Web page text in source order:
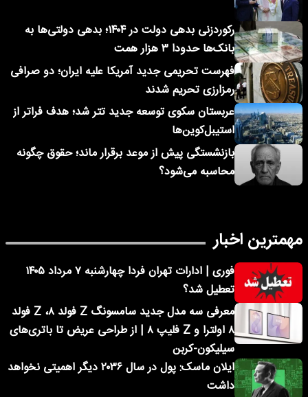
رکوردزنی بدهی دولت در ۱۴۰۴؛ بدهی دولتی‌ها به
بانک‌ها حدودا ۳ هزار همت
فهرست تحریمی جدید آمریکا علیه ایران؛ دو صرافی
رمزارزی تحریم شدند
عربستان سکوی توسعه جدید تتر شد؛ هدف فراتر از
استیبل‌کوین‌ها
بازنشستگی پیش از موعد برقرار ماند؛ حقوق چگونه
محاسبه می‌شود؟
مهمترین اخبار
فوری | ادارات تهران فردا چهارشنبه ۷ مرداد ۱۴۰۵
تعطیل شد؟
معرفی سه مدل جدید سامسونگ Z فولد ۸، Z فولد
۸ اولترا و Z فلیپ ۸ | از طراحی عریض تا باتری‌های
سیلیکون-کربن
ایلان ماسک: پول در سال ۲۰۳۶ دیگر اهمیتی نخواهد
داشت